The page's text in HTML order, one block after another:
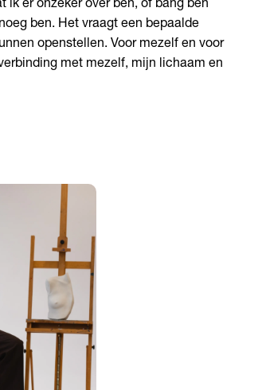
ik er onzeker over ben, of bang ben
ben. Het vraagt een bepaalde
openstellen. Voor mezelf en voor
met mezelf, mijn lichaam en